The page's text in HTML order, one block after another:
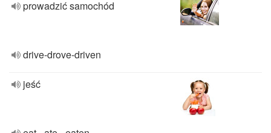
prowadzić samochód
drive-drove-driven
jeść